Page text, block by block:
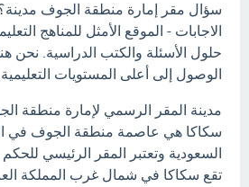
سؤال مقر إمارة منطقة الجوف
الاجابات - الموقع الأمثل للمناهج
حلول الأسئلة والكتب الدراسية. نحن
الوصول إلى أعلى المستويات التعليمية.
مدينة المقر الرسمي لإمارة منطقة
سكاكا هي عاصمة منطقة الجوف في
السعودية وتعتبر المقر الرئيسي للحكم
تقع سكاكا في شمال غرب المملكة